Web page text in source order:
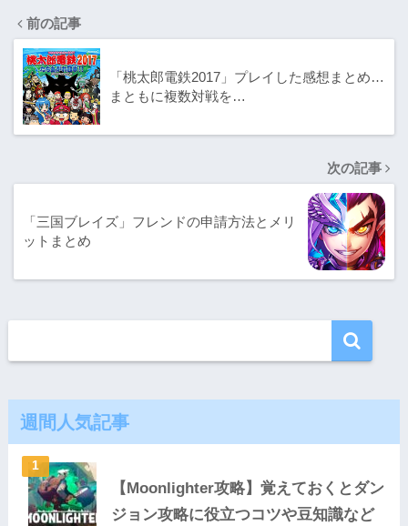
前の記事
「桃太郎電鉄2017」プレイした感想まとめ…
まともに複数対戦を…
次の記事
「三国ブレイズ」フレンドの申請方法とメリ
ットまとめ
週間人気記事
【Moonlighter攻略】覚えておくとダン
ジョン攻略に役立つコツや豆知識など